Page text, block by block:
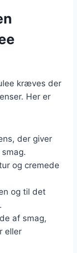
kræves der
Her er
der giver
og cremede
og til det
af smag,
eller